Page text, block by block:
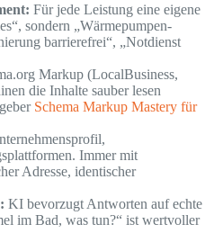
Für jede Leistung eine eigene
sondern „Wärmepumpen-
barrierefrei“, „Notdienst
Markup (LocalBusiness,
die Inhalte sauber lesen
Schema Markup Mastery für
Immer mit
Adresse, identischer
KI bevorzugt Antworten auf echte
im Bad, was tun?“ ist wertvoller